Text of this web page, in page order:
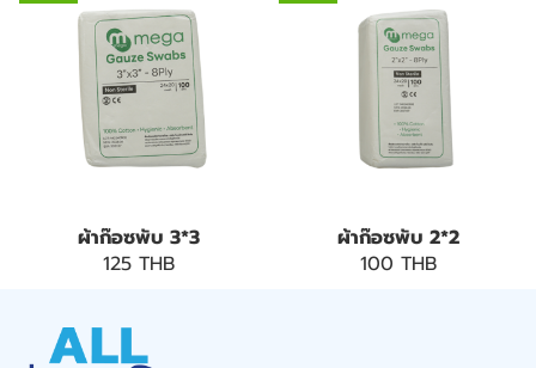
ผ้าก๊อซพับ 3*3
125 THB
ผ้าก๊อซพับ 2*2
100 THB